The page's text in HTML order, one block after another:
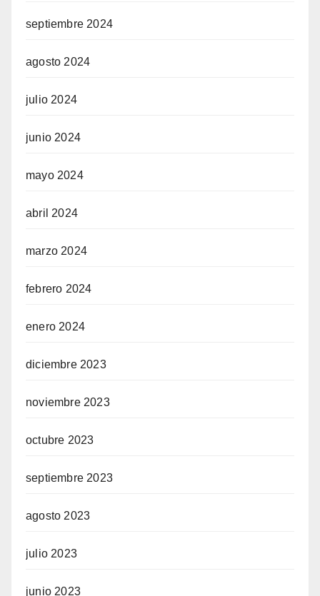
septiembre 2024
agosto 2024
julio 2024
junio 2024
mayo 2024
abril 2024
marzo 2024
febrero 2024
enero 2024
diciembre 2023
noviembre 2023
octubre 2023
septiembre 2023
agosto 2023
julio 2023
junio 2023